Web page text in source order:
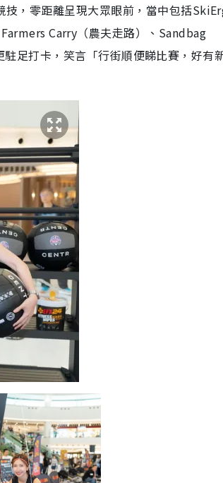
技，零距離呈現大眾眼前 ，當中包括
Carry（農夫走路）、Sandbag
駐足打卡，笑言「行街順便睇比賽，好有